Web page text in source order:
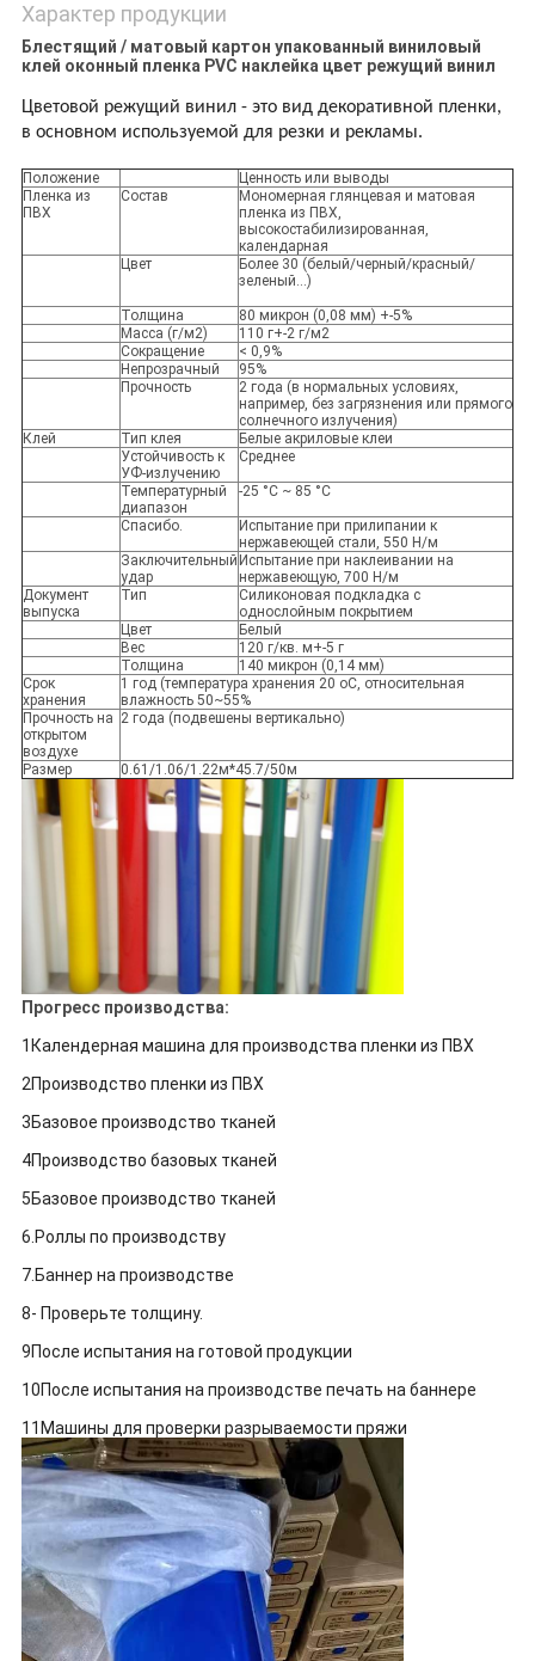
Характер продукции
Блестящий / матовый картон упакованный виниловый
клей оконный пленка PVC наклейка цвет режущий винил
Цветовой режущий винил - это вид декоративной пленки,
в основном используемой для резки и рекламы.
Положение
Ценность или выводы
Пленка из
ПВХ
Состав
Мономерная глянцевая и матовая
пленка из ПВХ,
высокостабилизированная,
календарная
Цвет
Более 30 (белый/черный/красный/
зеленый...)
Толщина
80 микрон (0,08 мм) +-5%
Масса (г/м2)
110 г+-2 г/м2
Сокращение
< 0,9%
Непрозрачный
95%
Прочность
2 года (в нормальных условиях,
например, без загрязнения или прямого
солнечного излучения)
Клей
Тип клея
Белые акриловые клеи
Устойчивость к
УФ-излучению
Среднее
Температурный
диапазон
-25 °C ~ 85 °C
Спасибо.
Испытание при прилипании к
нержавеющей стали, 550 Н/м
Заключительный
удар
Испытание при наклеивании на
нержавеющую, 700 Н/м
Документ
выпуска
Тип
Силиконовая подкладка с
однослойным покрытием
Цвет
Белый
Вес
120 г/кв. м+-5 г
Толщина
140 микрон (0,14 мм)
Срок
хранения
1 год (температура хранения 20 oC, относительная
влажность 50~55%
Прочность на
открытом
воздухе
2 года (подвешены вертикально)
Размер 0.61/1.06/1.22м*45.7/50м
Прогресс производства:
1Календерная машина для производства пленки из ПВХ
2Производство пленки из ПВХ
3Базовое производство тканей
4Производство базовых тканей
5Базовое производство тканей
6.Роллы по производству
7.Баннер на производстве
8- Проверьте толщину.
9После испытания на готовой продукции
10После испытания на производстве печать на баннере
11Машины для проверки разрываемости пряжи